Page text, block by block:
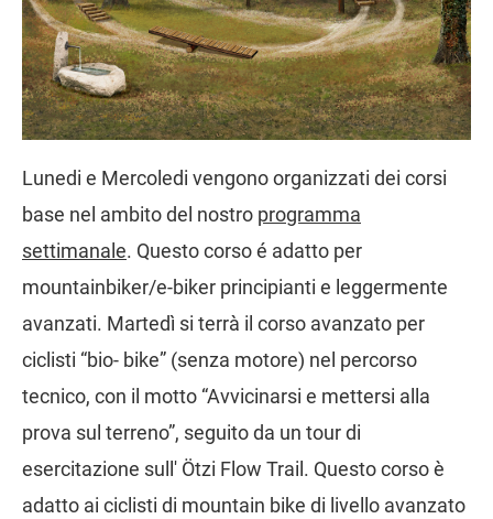
Lunedi e Mercoledi vengono organizzati dei corsi
base nel ambito del nostro programma
settimanale. Questo corso é adatto per
mountainbiker/e-biker principianti e leggermente
avanzati. Martedì si terrà il corso avanzato per
ciclisti “bio- bike” (senza motore) nel percorso
tecnico, con il motto “Avvicinarsi e mettersi alla
prova sul terreno”, seguito da un tour di
esercitazione sull' Ötzi Flow Trail. Questo corso è
adatto ai ciclisti di mountain bike di livello avanzato